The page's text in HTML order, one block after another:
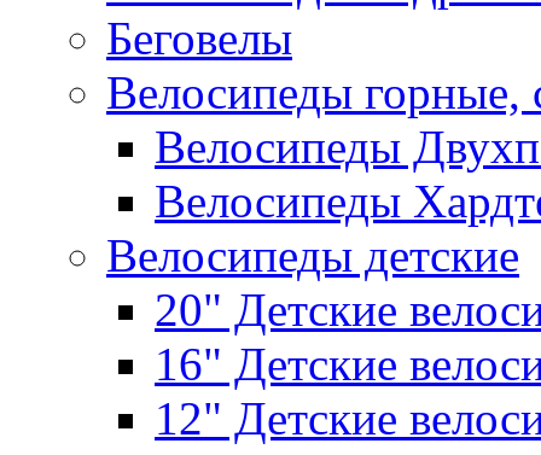
Беговелы
Велосипеды горные,
Велосипеды
Велосипеды
Велосипеды детские
20" Детские
16" Детские
12" Детские